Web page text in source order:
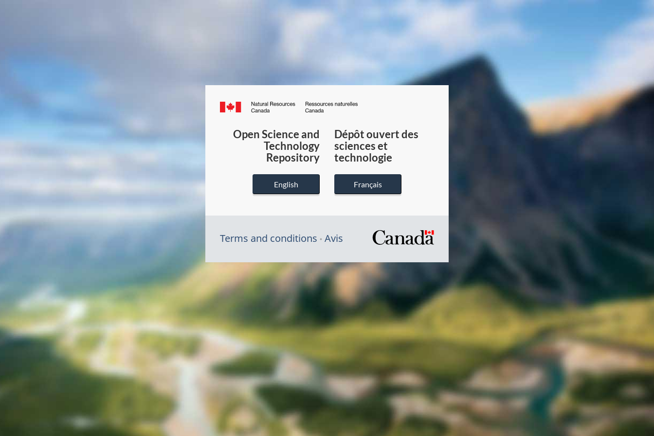
Canada.ca
du
Canada
Open Science and
Technology
Repository
English
Dépôt ouvert des
sciences et
technologie
Français
Terms and conditions Avis
/
gouvernement
du